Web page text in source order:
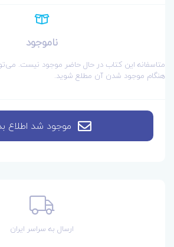
ناموجود
متاسفانه این کتاب در حال حاضر موجود نیست.
هنگام موجود شدن آن مطلع شوید.
موجود شد اطلاع
ارسال به سراسر ایران